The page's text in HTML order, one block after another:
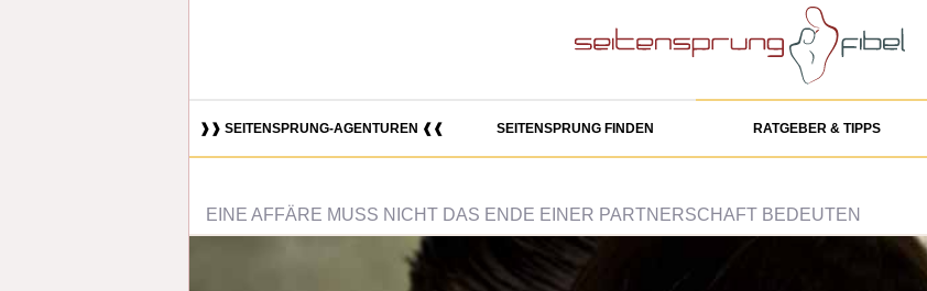
❱❱ SEITENSPRUNG-AGENTUREN ❰❰ SEITENSPRUNG FINDEN RATGEBER & TIPPS
EINE AFFÄRE MUSS NICHT DAS ENDE EINER PARTNERSCHAFT BEDEUTEN